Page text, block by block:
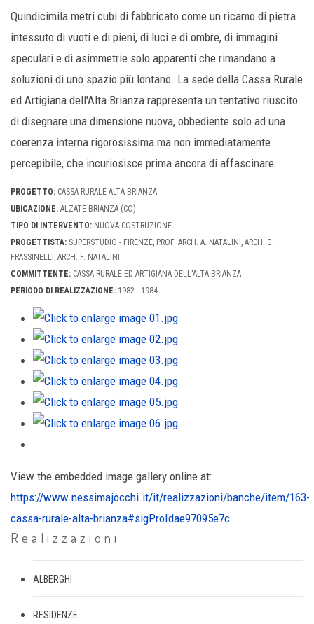
Quindicimila metri cubi di fabbricato come un ricamo di pietra
intessuto di vuoti e di pieni, di luci e di ombre, di immagini
speculari e di asimmetrie solo apparenti che rimandano a
soluzioni di uno spazio più lontano. La sede della Cassa Rurale
ed Artigiana dell'Alta Brianza rappresenta un tentativo riuscito
di disegnare una dimensione nuova, obbediente solo ad una
coerenza interna rigorosissima ma non immediatamente
percepibile, che incuriosisce prima ancora di affascinare.
PROGETTO: CASSA RURALE ALTA BRIANZA
UBICAZIONE: ALZATE BRIANZA (CO)
TIPO DI INTERVENTO: NUOVA COSTRUZIONE
PROGETTISTA: SUPERSTUDIO - FIRENZE, PROF. ARCH. A. NATALINI, ARCH. G.
FRASSINELLI, ARCH. F. NATALINI
COMMITTENTE: CASSA RURALE ED ARTIGIANA DELL'ALTA BRIANZA
PERIODO DI REALIZZAZIONE: 1982 - 1984
View the embedded image gallery online at:
https://www.nessimajocchi.it/it/realizzazioni/banche/item/163-
cassa-rurale-alta-brianza#sigProIdae97095e7c
Realizzazioni
ALBERGHI
RESIDENZE